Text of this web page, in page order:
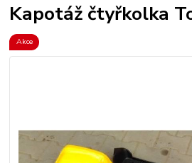
Kapotáž čtyřkolka
Akce